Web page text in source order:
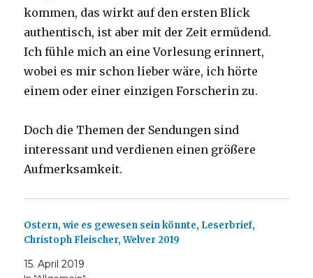
kommen, das wirkt auf den ersten Blick
authentisch, ist aber mit der Zeit ermüdend.
Ich fühle mich an eine Vorlesung erinnert,
wobei es mir schon lieber wäre, ich hörte
einem oder einer einzigen Forscherin zu.
Doch die Themen der Sendungen sind
interessant und verdienen einen größere
Aufmerksamkeit.
Ostern, wie es gewesen sein könnte, Leserbrief,
Christoph Fleischer, Welver 2019
15. April 2019